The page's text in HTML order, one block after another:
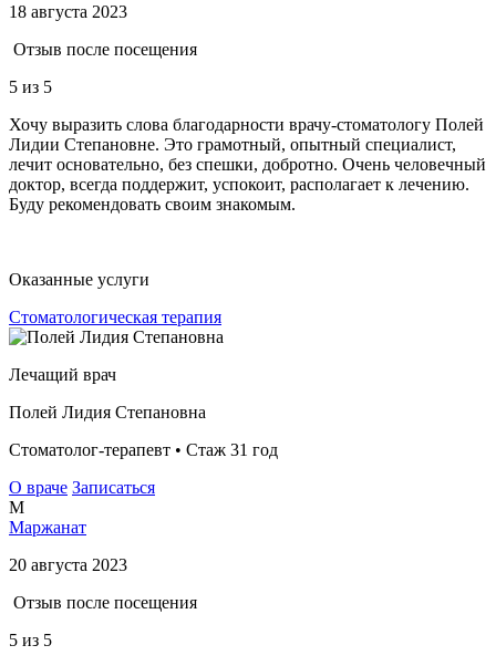
18 августа 2023
Отзыв после посещения
5 из 5
Хочу выразить слова благодарности врачу-стоматологу Полей
Лидии Степановне. Это грамотный, опытный специалист,
лечит основательно, без спешки, добротно. Очень человечный
доктор, всегда поддержит, успокоит, располагает к лечению.
Буду рекомендовать своим знакомым.
Оказанные услуги
Стоматологическая терапия
Лечащий врач
Полей Лидия Степановна
Стоматолог-терапевт • Стаж 31 год
О враче Записаться
М
Маржанат
20 августа 2023
Отзыв после посещения
5 из 5